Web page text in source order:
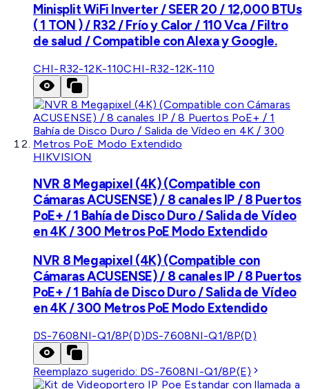
Minisplit WiFi Inverter / SEER 20 / 12,000 BTUs
( 1 TON ) / R32 / Frío y Calor / 110 Vca / Filtro
de salud / Compatible con Alexa y Google.
CHI-R32-12K-110CHI-R32-12K-110
HIKVISION
NVR 8 Megapixel (4K) (Compatible con
Cámaras ACUSENSE) / 8 canales IP / 8 Puertos
PoE+ / 1 Bahía de Disco Duro / Salida de Vídeo
en 4K / 300 Metros PoE Modo Extendido
NVR 8 Megapixel (4K) (Compatible con
Cámaras ACUSENSE) / 8 canales IP / 8 Puertos
PoE+ / 1 Bahía de Disco Duro / Salida de Vídeo
en 4K / 300 Metros PoE Modo Extendido
DS-7608NI-Q1/8P(D)DS-7608NI-Q1/8P(D)
Reemplazo sugerido: DS-7608NI-Q1/8P(E)